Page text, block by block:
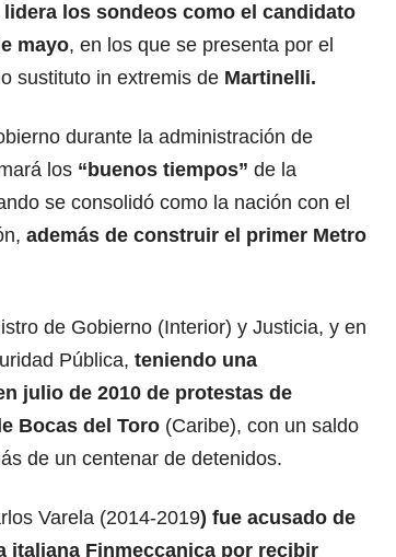
los sondeos como el candidato
mayo, en los que se presenta por el
sustituto in extremis de Martinelli.
durante la administración de
los “buenos tiempos” de la
se consolidó como la nación con el
además de construir el primer Metro
de Gobierno (Interior) y Justicia, y en
Pública, teniendo una
julio de 2010 de protestas de
Bocas del Toro (Caribe), con un saldo
de un centenar de detenidos.
Varela (2014-2019) fue acusado de
italiana Finmeccanica por recibir